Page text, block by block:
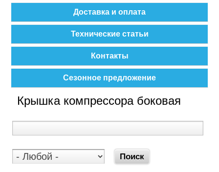
Доставка и оплата
Технические статьи
Контакты
Сезонное предложение
Крышка компрессора боковая